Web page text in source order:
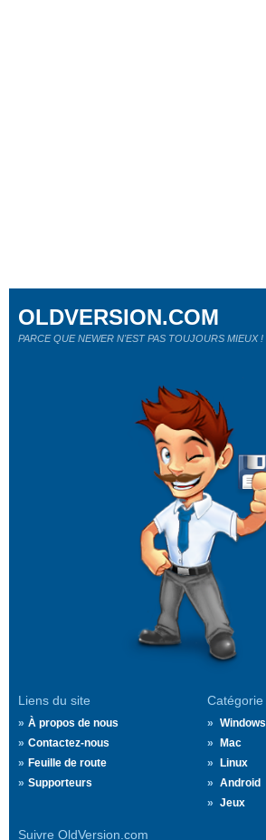
Liens du site
À propos de nous
Contactez-nous
Feuille de route
Supporteurs
Catégorie
Windows
Mac
Linux
Android
Jeux
Suivre OldVersion.com
OLDVERSION.COM
PARCE QUE NEWER N'EST PAS TOUJOURS MIEUX !